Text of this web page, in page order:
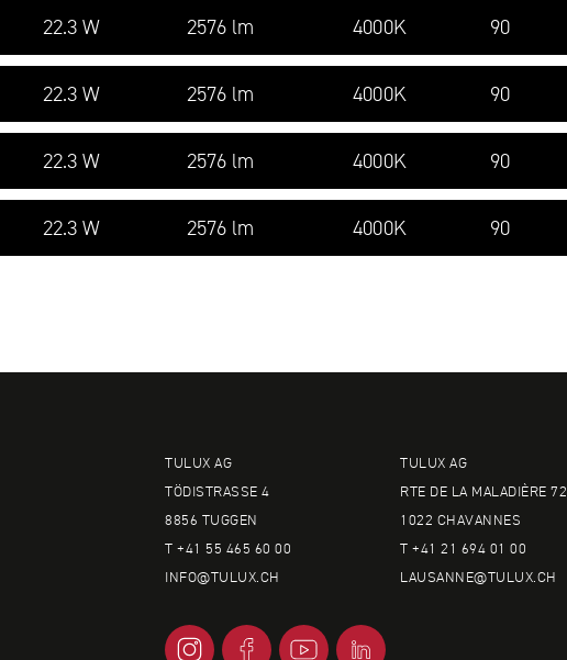
22.3 W 2576 lm 4000K 90
22.3 W 2576 lm 4000K 90
22.3 W 2576 lm 4000K 90
22.3 W 2576 lm 4000K 90
TULUX AG
TÖDISTRASSE 4
8856 TUGGEN
T +41 55 465 60 00
INFO@TULUX.CH
TULUX AG
RTE DE LA MALADIÈRE 72
1022 CHAVANNES
T +41 21 694 01 00
LAUSANNE@TULUX.CH